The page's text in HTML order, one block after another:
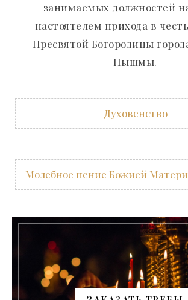
занимаемых должностей
настоятелем прихода в
Пресвятой Богородицы
Пышмы.
Духовенство
Молебное пение Божией